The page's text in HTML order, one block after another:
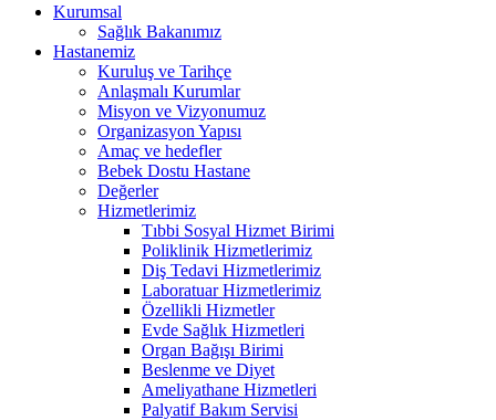
Kurumsal
Sağlık Bakanımız
Hastanemiz
Kuruluş ve Tarihçe
Anlaşmalı Kurumlar
Misyon ve Vizyonumuz
Organizasyon Yapısı
Amaç ve hedefler
Bebek Dostu Hastane
Değerler
Hizmetlerimiz
Tıbbi Sosyal Hizmet Birimi
Poliklinik Hizmetlerimiz
Diş Tedavi Hizmetlerimiz
Laboratuar Hizmetlerimiz
Özellikli Hizmetler
Evde Sağlık Hizmetleri
Organ Bağışı Birimi
Beslenme ve Diyet
Ameliyathane Hizmetleri
Palyatif Bakım Servisi